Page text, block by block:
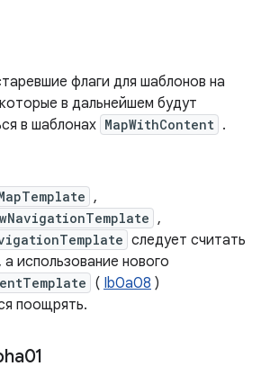
флаги для шаблонов на
в дальнейшем будут
в шаблонах MapWithContent .
,
,
следует считать
использование нового
( Ib0a08 )
поощрять.